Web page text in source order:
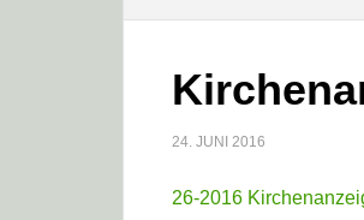
24. JUNI 2016
26-2016